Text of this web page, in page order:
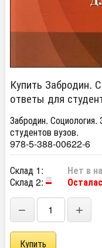
Купить Забродин.
ответы для
Забродин.
студентов вузов.
978-5-388-00622-6
Склад 1:
Нет в
Склад 2:
− +